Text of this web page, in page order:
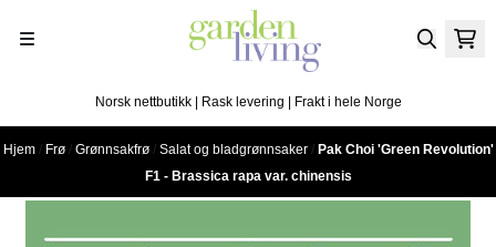
Norsk nettbutikk | Rask levering | Frakt i hele Norge
Hjem / Frø / Grønnsakfrø / Salat og bladgrønnsaker / Pak Choi 'Green Revolution'
F1 - Brassica rapa var. chinensis